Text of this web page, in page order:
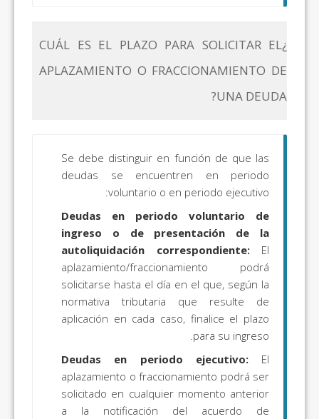
¿CUÁL ES EL PLAZO PARA SOLICITAR EL
APLAZAMIENTO O FRACCIONAMIENTO DE
UNA DEUDA?
Se debe distinguir en función de que las
deudas se encuentren en periodo
voluntario o en periodo ejecutivo:
Deudas en periodo voluntario de
ingreso o de presentación de la
autoliquidación correspondiente:El
aplazamiento/fraccionamiento podrá
solicitarse hasta el día en el que, según la
normativa tributaria que resulte de
aplicación en cada caso, finalice el plazo
para su ingreso.
Deudas en periodo ejecutivo:El
aplazamiento o fraccionamiento podrá ser
solicitado en cualquier momento anterior
a la notificación del acuerdo de